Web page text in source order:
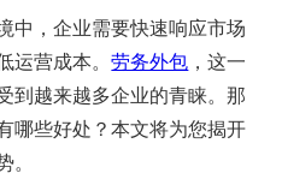
中，企业需要快速响应市场
运营成本。劳务外包 ，这一
到越来越多企业的青睐。那
哪些好处？本文将为您揭开
。